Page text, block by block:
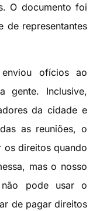
O documento foi
de representantes
ofícios ao
gente. Inclusive,
da cidade e
as reuniões, o
os direitos quando
mas o nosso
pode usar o
de pagar direitos